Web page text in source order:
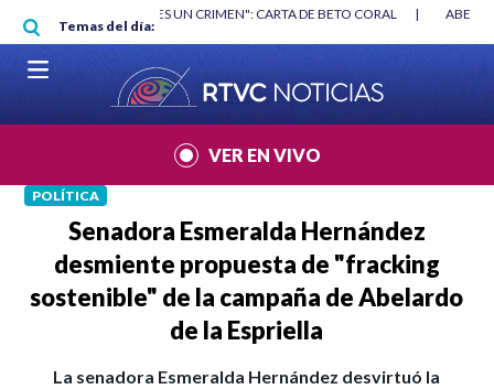
Pasar al contenido principal
Temas del día:
"HABLAR NO ES UN CRIMEN": CARTA DE BETO CORAL |
VER EN VIVO
POLÍTICA
Senadora Esmeralda Hernández
desmiente propuesta de "fracking
sostenible" de la campaña de Abelardo
de la Espriella
La senadora Esmeralda Hernández desvirtuó la